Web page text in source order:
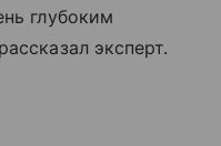
глубоким
эксперт.